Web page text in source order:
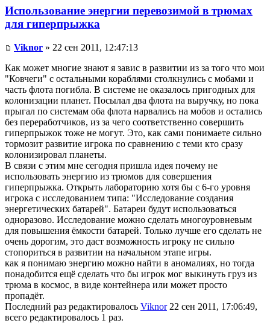
Использование энергии перевозимой в трюмах
для гиперпрыжка
Viknor » 22 сен 2011, 12:47:13
Как может многие знают я завис в развитии из за того что мои
"Ковчеги" с остальными кораблями столкнулись с мобами и
часть флота погибла. В системе не оказалось пригодных для
колонизации планет. Посылал два флота на выручку, но пока
прыгал по системам оба флота нарвались на мобов и остались
без переработчиков, из за чего соответственно совершить
гиперпрыжок тоже не могут. Это, как сами понимаете сильно
тормозит развитие игрока по сравнению с теми кто сразу
колонизировал планеты.
В связи с этим мне сегодня пришла идея почему не
использовать энергию из трюмов для совершения
гиперпрыжка. Открыть лабораторию хотя бы с 6-го уровня
игрока с исследованием типа: "Исследование создания
энергетических батарей". Батареи будут использоваться
одноразово. Исследование можно сделать многоуровневым
для повышения ёмкости батарей. Только лучше его сделать не
очень дорогим, это даст возможность игроку не сильно
стопориться в развитии на начальном этапе игры.
как я понимаю энергию можно найти в аномалиях, но тогда
понадобится ещё сделать что бы игрок мог выкинуть груз из
трюма в космос, в виде контейнера или может просто
пропадёт.
Последний раз редактировалось Viknor22 сен 2011, 17:06:49,
всего редактировалось 1 раз.